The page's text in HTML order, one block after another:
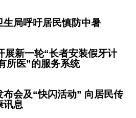
局呼吁居民慎防中暑
展新一轮“长者安装假牙计
所医”的服务系统
会及“快闪活动” 向居民传
讯息